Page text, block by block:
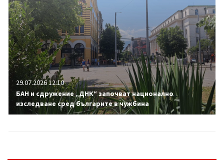
29.07.2026 12:10
БАН и сдружение „ДНК“ започват национално
изследване сред българите в чужбина